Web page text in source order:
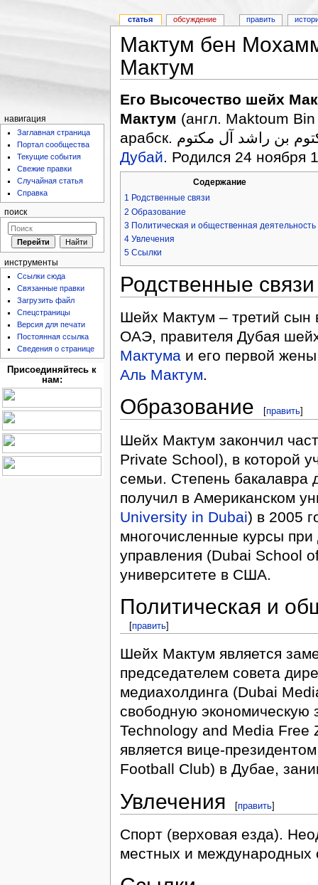
Мактум бен
Мактум
Его Высочество шейх
Мактум (англ. Maktoum
Дубай. Родился 24 ноября
Содержание
1 Родственные связи
2 Образование
3 Политическая и общественная деятельность
4 Увлечения
5 Ссылки
Родственные связи
Шейх Мактум – третий сын
ОАЭ, правителя Дубая
Мактумаи его первой
Аль Мактум.
Образование [править]
Шейх Мактум закончил
Private School), в которой
семьи. Степень бакалавра
получил в Американском
University in Dubai) в 2005
многочисленные курсы при
управления (Dubai School
университете в США.
Политическая и
[править]
Шейх Мактум является
председателем совета
медиахолдинга (Dubai
свободную экономическую
Technology and Media
является вице-
Football Club) в Дубае,
Увлечения [править]
Спорт (верховая езда).
местных и международных
статья обсуждение править
навигация
Заглавная страница
Портал сообщества
Текущие события
Свежие правки
Случайная статья
Справка
поиск
инструменты
Ссылки сюда
Связанные правки
Загрузить файл
Спецстраницы
Версия для печати
Постоянная ссылка
Сведения о странице
Присоединяйтесь к
нам: